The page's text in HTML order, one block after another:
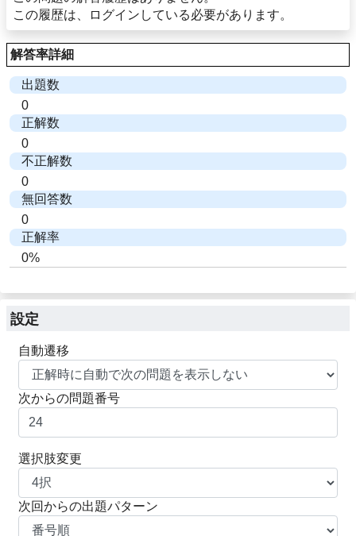
この履歴は、ログインしている必要があります。
解答率詳細
出題数
0
正解数
0
不正解数
0
無回答数
0
正解率
0%
設定
自動遷移
次からの問題番号
選択肢変更
次回からの出題パターン